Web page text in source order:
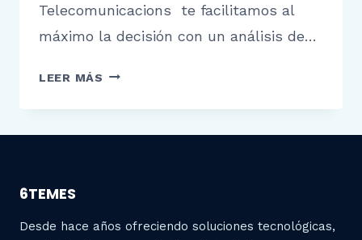
Telecomunicacions te facilitamos al
máximo la decisión con un análisis de…
LEER MÁS
6TEMES
Desde hace años ofreciendo soluciones tecnológicas,